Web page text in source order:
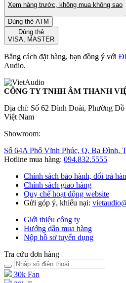
Xem hàng trước, không mua không sao
Dùng thẻ ATM
Dùng thẻ
VISA, MASTER
Bằng cách đặt hàng, bạn đồng ý với
Audio.
CÔNG TY TNHH ÂM THANH
Địa chỉ: Số 62 Đình Đoài, Phường Đồ
Việt Nam
Showroom:
Số 64A Phố Vĩnh Phúc, Q. Ba Đình,
Hotline mua hàng: 094.832.5555
Chính sách bảo hành, đổi trả
Chính sách giao hàng
Quy chế hoạt động website
Gửi góp ý, khiếu nại:
Giới thiệu công ty
Hướng dẫn mua hàng
Nộp hồ sơ tuyển dụng
Tra cứu đơn hàng
30k Fan